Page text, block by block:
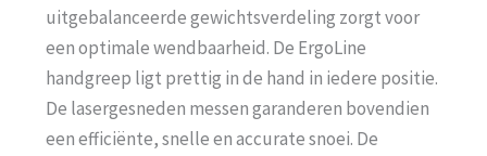
uitgebalanceerde gewichtsverdeling zorgt voor
een optimale wendbaarheid. De ErgoLine
handgreep ligt prettig in de hand in iedere positie.
De lasergesneden messen garanderen bovendien
een efficiënte, snelle en accurate snoei. De